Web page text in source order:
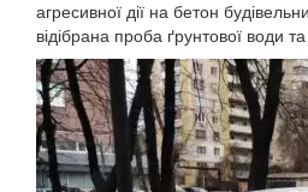
агресивної дії на бетон
відібрана проба ґрунтової води